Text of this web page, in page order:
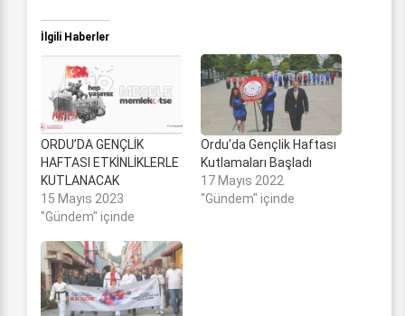
İlgili Haberler
ORDU’DA GENÇLİK
HAFTASI ETKİNLİKLERLE
KUTLANACAK
15 Mayıs 2023
"Gündem" içinde
Ordu’da Gençlik Haftası
Kutlamaları Başladı
17 Mayıs 2022
"Gündem" içinde